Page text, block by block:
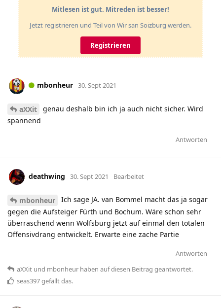
Mitlesen ist gut. Mitreden ist besser!
Jetzt registrieren und Teil von Wir san Soizburg werden.
Registrieren
mbonheur 30. Sept 2021
aXXit
genau deshalb bin ich ja auch nicht sicher. Wird
spannend
Antworten
deathwing 30. Sept 2021 Bearbeitet
mbonheur
Ich sage JA. van Bommel macht das ja sogar
gegen die Aufsteiger Fürth und Bochum. Wäre schon sehr
überraschend wenn Wolfsburg jetzt auf einmal den totalen
Offensivdrang entwickelt. Erwarte eine zache Partie
Antworten
aXXit und mbonheur haben auf diesen Beitrag geantwortet.
seas397gefällt das.